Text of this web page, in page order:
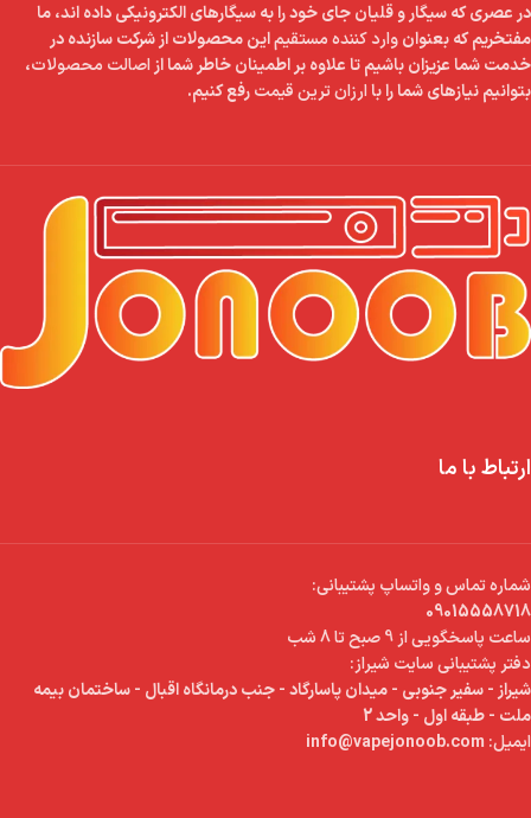
در عصری که سیگار و قلیان جای خود را به سیگارهای الکترونیکی داده اند، ما
مفتخریم که بعنوانوارد کننده مستقیماین محصولات از شرکت سازنده در
خدمت شما عزیزان باشیم تا علاوه بر اطمینان خاطر شما ازاصالت محصولات،
بتوانیم نیازهای شما را باارزان ترین قیمترفع کنیم.
ارتباط با ما
شماره تماس و واتساپ پشتیبانی:
09015558718
ساعت پاسخگویی از 9 صبح تا 8 شب
دفتر پشتیبانی سایت شیراز:
شیراز - سفیر جنوبی - میدان پاسارگاد - جنب درمانگاه اقبال - ساختمان بیمه
ملت - طبقه اول - واحد 2
ایمیل: